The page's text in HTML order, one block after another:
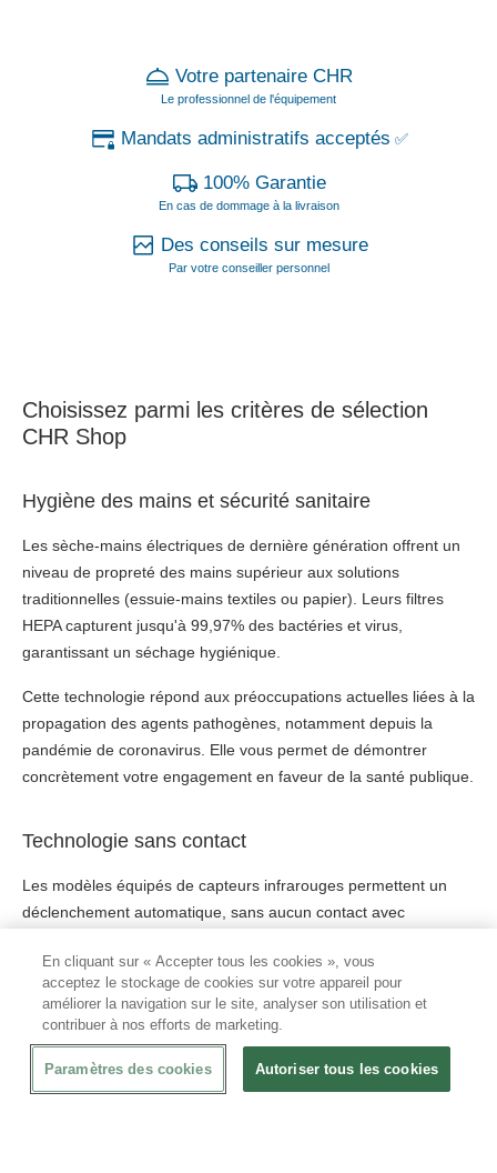
Votre partenaire CHR
Le professionnel de l'équipement
Mandats administratifs acceptés ✅
100% Garantie
En cas de dommage à la livraison
Des conseils sur mesure
Par votre conseiller personnel
Choisissez parmi les critères de sélection
CHR Shop
Hygiène des mains et sécurité sanitaire
Les sèche-mains électriques de dernière génération offrent un
niveau de propreté des mains supérieur aux solutions
traditionnelles (essuie-mains textiles ou papier). Leurs filtres
HEPA capturent jusqu'à 99,97% des bactéries et virus,
garantissant un séchage hygiénique.
Cette technologie répond aux préoccupations actuelles liées à la
propagation des agents pathogènes, notamment depuis la
pandémie de coronavirus. Elle vous permet de démontrer
concrètement votre engagement en faveur de la santé publique.
Technologie sans contact
Les modèles équipés de capteurs infrarouges permettent un
déclenchement automatique, sans aucun contact avec
Ce fonctionnement sans contact limite fortement les risques de
contamination croisée. Il est particulièrement adapté aux
sanitaires très fréquentés, où l’hygiène doit rester irréprochable
et visible.
En cliquant sur « Accepter tous les cookies », vous
acceptez le stockage de cookies sur votre appareil pour
améliorer la navigation sur le site, analyser son utilisation et
contribuer à nos efforts de marketing.
Paramètres des cookies Autoriser tous les cookies